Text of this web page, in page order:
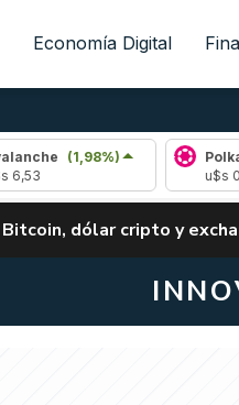
Economía Digital
Polkadot
dólar cripto y